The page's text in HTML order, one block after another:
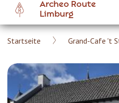
main
content
Archeo Route
Limburg
Breadcrumb
Startseite Grand-Cafe 't